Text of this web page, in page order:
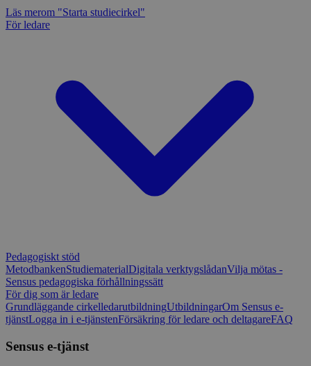
Läs merom "Starta studiecirkel"
För ledare
Pedagogiskt stöd
MetodbankenStudiematerialDigitala verktygslådanVilja mötas -
Sensus pedagogiska förhållningssätt
För dig som är ledare
Grundläggande cirkelledarutbildningUtbildningarOm Sensus e-
tjänstLogga in i e-tjänstenFörsäkring för ledare och deltagareFAQ
Sensus e-tjänst